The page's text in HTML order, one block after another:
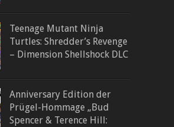
Teenage Mutant Ninja
Turtles: Shredder’s Revenge
– Dimension Shellshock DLC
Anniversary Edition der
Prügel-Hommage „Bud
Spencer & Terence Hill: